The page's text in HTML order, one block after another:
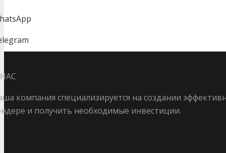
компания специализируется на создании
и получить необходимые инвестиции.